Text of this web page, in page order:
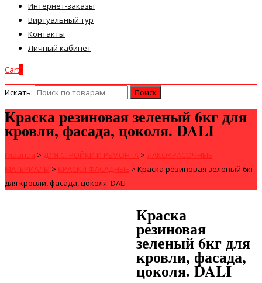
Интернет-заказы
Виртуальный тур
Контакты
Личный кабинет
Cart
Искать:
Краска резиновая зеленый 6кг для
кровли, фасада, цоколя. DALI
Главная > ДЛЯ СТРОЙКИ И РЕМОНТА > ЛАКОКРАСОЧНЫЕ
МАТЕРИАЛЫ > КРАСКИ ФАСАДНЫЕ > Краска резиновая зеленый 6кг
для кровли, фасада, цоколя. DALI
Краска
резиновая
зеленый 6кг для
кровли, фасада,
цоколя. DALI